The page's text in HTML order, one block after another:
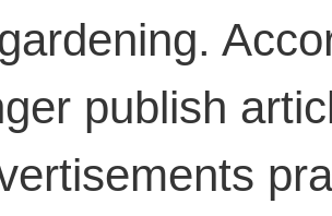
publish